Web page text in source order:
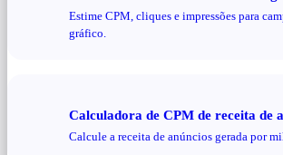
Estime CPM, cliques e impressões para
gráfico.
Calculadora de CPM de receita de
Calcule a receita de anúncios gerada por